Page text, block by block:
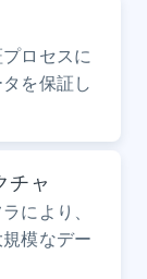
ロセスに
を保証し
チャ
により、
模なデー